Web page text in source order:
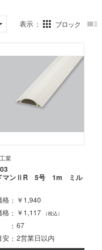
表示 ブロック
業
マンⅡR 5号 1m ミル
格
￥1,940
格
￥1,117 （税込）
67
安
2営業日以内